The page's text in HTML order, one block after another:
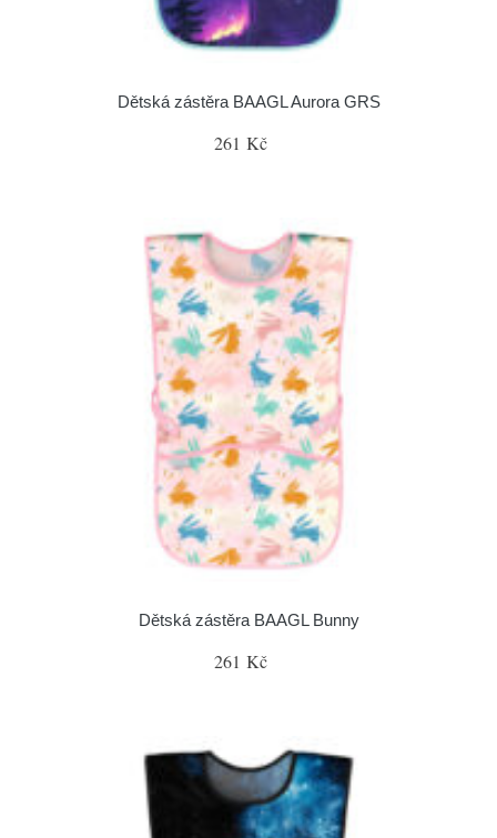
Dětská zástěra BAAGL Aurora GRS
261 Kč
Dětská zástěra BAAGL Bunny
261 Kč